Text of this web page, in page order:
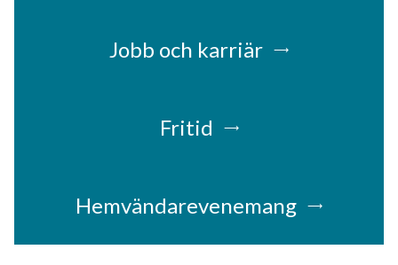
Jobb och karriär
Fritid
Hemvändarevenemang